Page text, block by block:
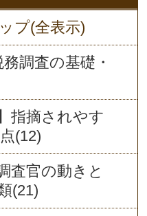
プ(全表示)
調査の基礎・
指摘されやす
(12)
査官の動きと
(21)